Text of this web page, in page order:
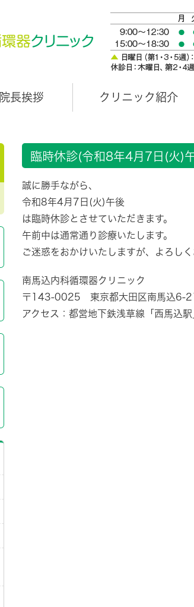
院長挨拶 クリニック紹介
臨時休診(令和8年4月7日(火)
誠に勝手ながら、
令和8年4月7日(火)午後
は臨時休診とさせていただきます。
午前中は通常通り診療いたします。
ご迷惑をおかけいたしますが、よろしく
南馬込内科循環器クリニック
〒143-0025 東京都大田区南馬込6-
アクセス：都営地下鉄浅草線「西馬込